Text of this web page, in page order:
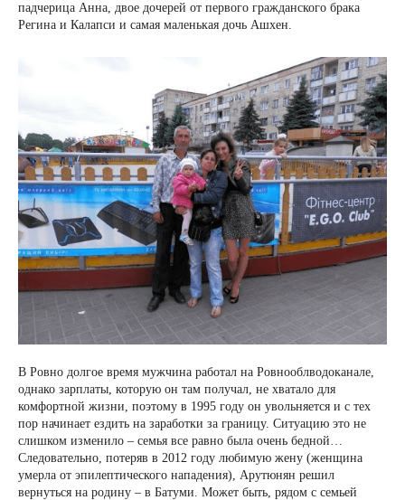
падчерица Анна, двое дочерей от первого гражданского брака
Регина и Калапси и самая маленькая дочь Ашхен.
В Ровно долгое время мужчина работал на Ровнооблводоканале,
однако зарплаты, которую он там получал, не хватало для
комфортной жизни, поэтому в 1995 году он увольняется и с тех
пор начинает ездить на заработки за границу. Ситуацию это не
слишком изменило – семья все равно была очень бедной…
Следовательно, потеряв в 2012 году любимую жену (женщина
умерла от эпилептического нападения), Арутюнян решил
вернуться на родину – в Батуми. Может быть, рядом с семьей